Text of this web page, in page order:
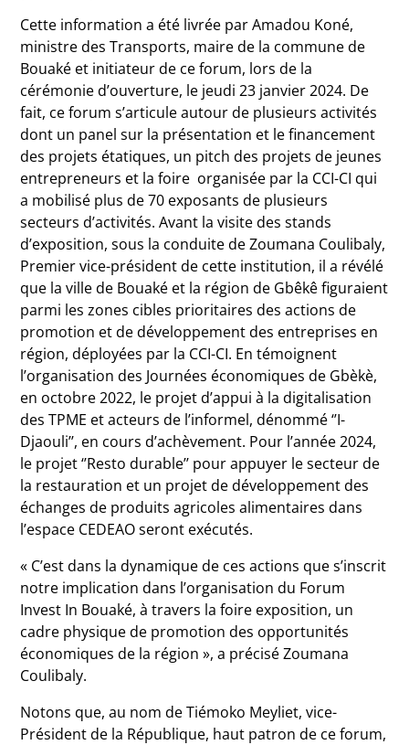
Cette information a été livrée par Amadou Koné,
ministre des Transports, maire de la commune de
Bouaké et initiateur de ce forum, lors de la
cérémonie d’ouverture, le jeudi 23 janvier 2024. De
fait, ce forum s’articule autour de plusieurs activités
dont un panel sur la présentation et le financement
des projets étatiques, un pitch des projets de jeunes
entrepreneurs et la foire organisée par la CCI-CI qui
a mobilisé plus de 70 exposants de plusieurs
secteurs d’activités. Avant la visite des stands
d’exposition, sous la conduite de Zoumana Coulibaly,
Premier vice-président de cette institution, il a révélé
que la ville de Bouaké et la région de Gbêkê figuraient
parmi les zones cibles prioritaires des actions de
promotion et de développement des entreprises en
région, déployées par la CCI-CI. En témoignent
l’organisation des Journées économiques de Gbèkè,
en octobre 2022, le projet d’appui à la digitalisation
des TPME et acteurs de l’informel, dénommé ‘’I-
Djaouli’’, en cours d’achèvement. Pour l’année 2024,
le projet ‘’Resto durable’’ pour appuyer le secteur de
la restauration et un projet de développement des
échanges de produits agricoles alimentaires dans
l’espace CEDEAO seront exécutés.
« C’est dans la dynamique de ces actions que s’inscrit
notre implication dans l’organisation du Forum
Invest In Bouaké, à travers la foire exposition, un
cadre physique de promotion des opportunités
économiques de la région », a précisé Zoumana
Coulibaly.
Notons que, au nom de Tiémoko Meyliet, vice-
Président de la République, haut patron de ce forum,